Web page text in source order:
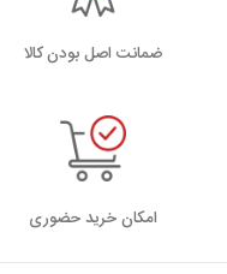
ضمانت اصل بودن کالا
امکان خرید حضوری